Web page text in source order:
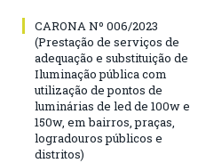
CARONA Nº 006/2023
(Prestação de serviços de
adequação e substituição de
Iluminação pública com
utilização de pontos de
luminárias de led de 100w e
150w, em bairros, praças,
logradouros públicos e
distritos)